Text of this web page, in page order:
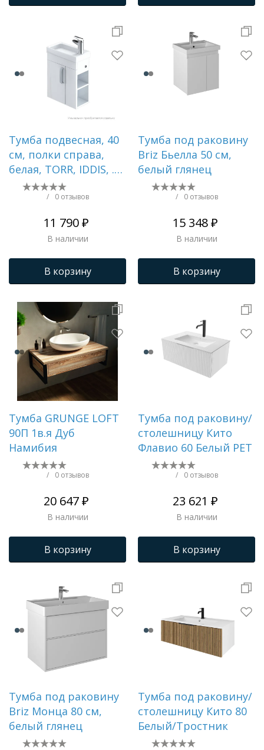
Тумба подвесная, 40
см, полки справа,
белая, TORR, IDDIS, .
Подходит
умывальник
TOR40WRi95
/ 0 отзывов
11 790 ₽
В наличии
В корзину
Тумба под раковину
Briz Бьелла 50 см,
белый глянец
/ 0 отзывов
15 348 ₽
В наличии
В корзину
Тумба GRUNGE LOFT
90П 1в.я Дуб
Намибия
/ 0 отзывов
20 647 ₽
В наличии
В корзину
Тумба под раковину/
столешницу Кито
Флавио 60 Белый РЕТ
/ 0 отзывов
23 621 ₽
В наличии
В корзину
Тумба под раковину
Briz Монца 80 см,
белый глянец
Тумба под раковину/
столешницу Кито 80
Белый/Тростник